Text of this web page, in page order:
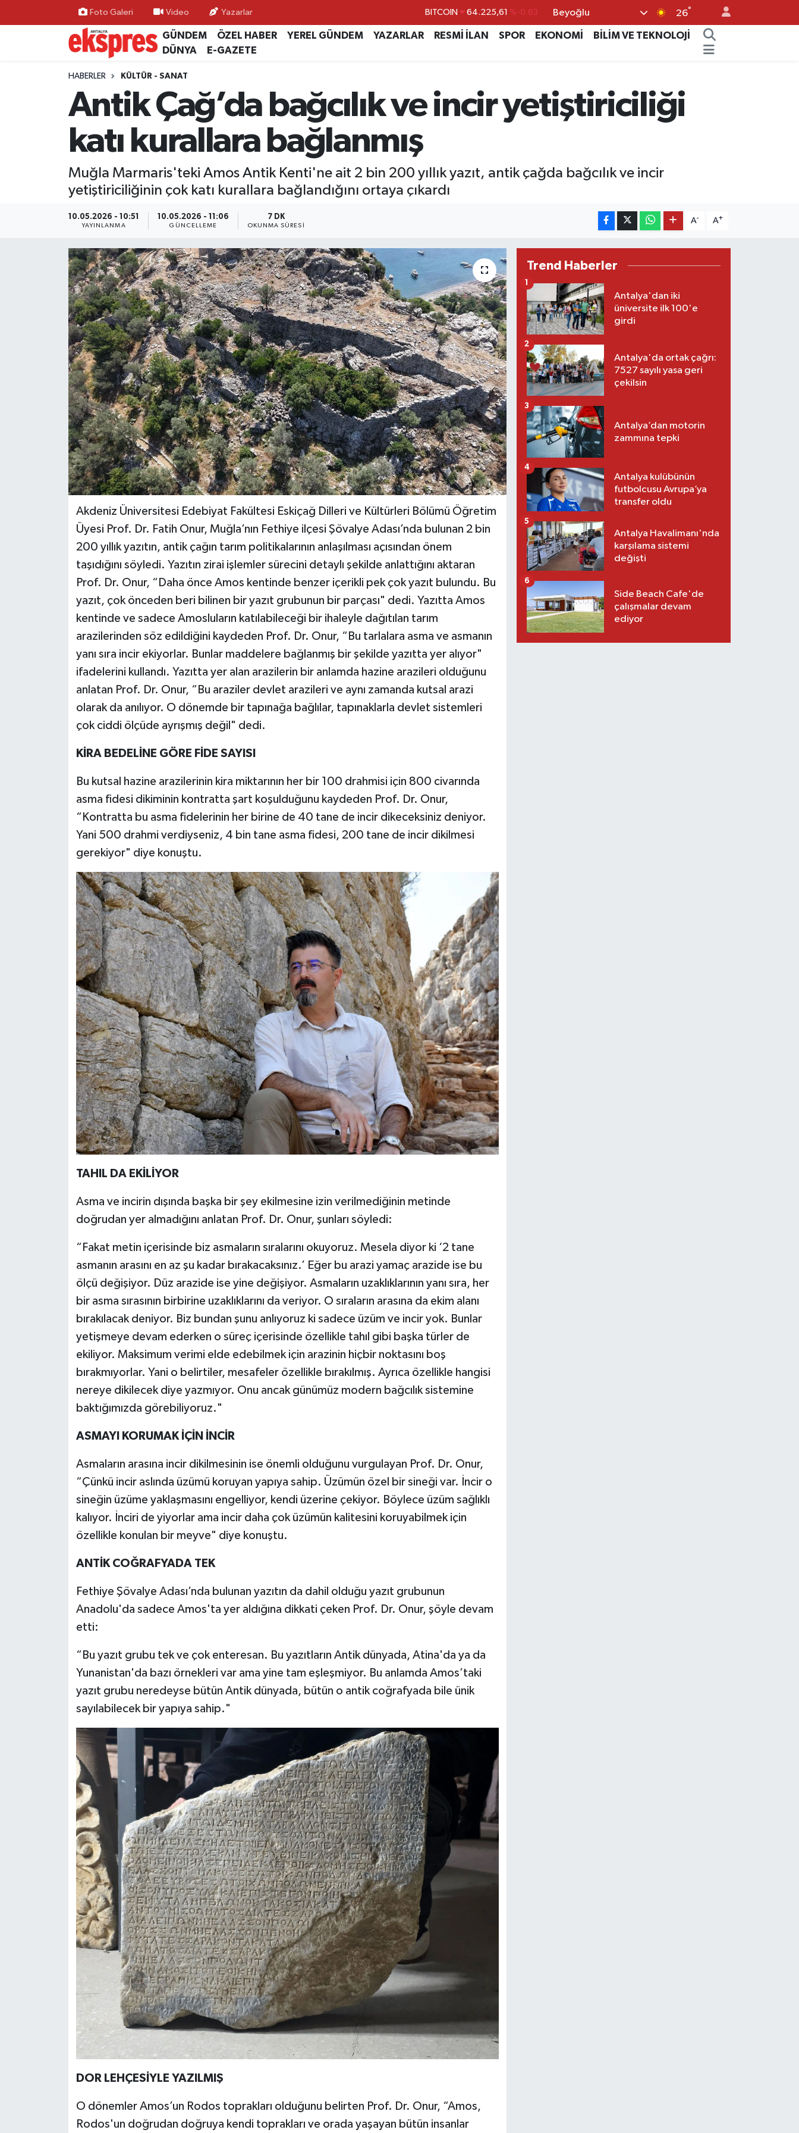
Foto Galeri Video Yazarlar DOLAR 47,7143 %0.16
EURO 55,0317 %-0.02
BİST100 13.799 %70
64.225,61 %-0.63
Beyoğlu 26°
GÜNDEM ÖZEL HABER YEREL GÜNDEM YAZARLAR RESMİ İLAN SPOR EKONOMİ
BİLİM VE TEKNOLOJİ
DÜNYA
E-GAZETE
HABERLER KÜLTÜR - SANAT
Antik Çağ’da bağcılık ve incir yetiştiriciliği
katı kurallara bağlanmış
Muğla Marmaris'teki Amos Antik Kenti'ne ait 2 bin 200 yıllık yazıt, antik çağda bağcılık ve incir
yetiştiriciliğinin çok katı kurallara bağlandığını ortaya çıkardı
10.05.2026 - 10:51
YAYINLANMA
10.05.2026 - 11:06
GÜNCELLEME
7 DK
OKUNMA SÜRESI
A- A+
Akdeniz Üniversitesi Edebiyat Fakültesi Eskiçağ Dilleri ve Kültürleri Bölümü Öğretim
Üyesi Prof. Dr. Fatih Onur, Muğla’nın Fethiye ilçesi Şövalye Adası’nda bulunan 2 bin
200 yıllık yazıtın, antik çağın tarım politikalarının anlaşılması açısından önem
taşıdığını söyledi. Yazıtın zirai işlemler sürecini detaylı şekilde anlattığını aktaran
Prof. Dr. Onur, “Daha önce Amos kentinde benzer içerikli pek çok yazıt bulundu. Bu
yazıt, çok önceden beri bilinen bir yazıt grubunun bir parçası" dedi. Yazıtta Amos
kentinde ve sadece Amosluların katılabileceği bir ihaleyle dağıtılan tarım
arazilerinden söz edildiğini kaydeden Prof. Dr. Onur, “Bu tarlalara asma ve asmanın
yanı sıra incir ekiyorlar. Bunlar maddelere bağlanmış bir şekilde yazıtta yer alıyor"
ifadelerini kullandı. Yazıtta yer alan arazilerin bir anlamda hazine arazileri olduğunu
anlatan Prof. Dr. Onur, “Bu araziler devlet arazileri ve aynı zamanda kutsal arazi
olarak da anılıyor. O dönemde bir tapınağa bağlılar, tapınaklarla devlet sistemleri
çok ciddi ölçüde ayrışmış değil" dedi.
KİRA BEDELİNE GÖRE FİDE SAYISI
Bu kutsal hazine arazilerinin kira miktarının her bir 100 drahmisi için 800 civarında
asma fidesi dikiminin kontratta şart koşulduğunu kaydeden Prof. Dr. Onur,
“Kontratta bu asma fidelerinin her birine de 40 tane de incir dikeceksiniz deniyor.
Yani 500 drahmi verdiyseniz, 4 bin tane asma fidesi, 200 tane de incir dikilmesi
gerekiyor" diye konuştu.
TAHIL DA EKİLİYOR
Asma ve incirin dışında başka bir şey ekilmesine izin verilmediğinin metinde
doğrudan yer almadığını anlatan Prof. Dr. Onur, şunları söyledi:
“Fakat metin içerisinde biz asmaların sıralarını okuyoruz. Mesela diyor ki ‘2 tane
asmanın arasını en az şu kadar bırakacaksınız.’ Eğer bu arazi yamaç arazide ise bu
ölçü değişiyor. Düz arazide ise yine değişiyor. Asmaların uzaklıklarının yanı sıra, her
bir asma sırasının birbirine uzaklıklarını da veriyor. O sıraların arasına da ekim alanı
bırakılacak deniyor. Biz bundan şunu anlıyoruz ki sadece üzüm ve incir yok. Bunlar
yetişmeye devam ederken o süreç içerisinde özellikle tahıl gibi başka türler de
ekiliyor. Maksimum verimi elde edebilmek için arazinin hiçbir noktasını boş
bırakmıyorlar. Yani o belirtiler, mesafeler özellikle bırakılmış. Ayrıca özellikle hangisi
nereye dikilecek diye yazmıyor. Onu ancak günümüz modern bağcılık sistemine
baktığımızda görebiliyoruz."
ASMAYI KORUMAK İÇİN İNCİR
Asmaların arasına incir dikilmesinin ise önemli olduğunu vurgulayan Prof. Dr. Onur,
“Çünkü incir aslında üzümü koruyan yapıya sahip. Üzümün özel bir sineği var. İncir o
sineğin üzüme yaklaşmasını engelliyor, kendi üzerine çekiyor. Böylece üzüm sağlıklı
kalıyor. İnciri de yiyorlar ama incir daha çok üzümün kalitesini koruyabilmek için
özellikle konulan bir meyve" diye konuştu.
ANTİK COĞRAFYADA TEK
Fethiye Şövalye Adası’nda bulunan yazıtın da dahil olduğu yazıt grubunun
Anadolu'da sadece Amos'ta yer aldığına dikkati çeken Prof. Dr. Onur, şöyle devam
etti:
“Bu yazıt grubu tek ve çok enteresan. Bu yazıtların Antik dünyada, Atina'da ya da
Yunanistan'da bazı örnekleri var ama yine tam eşleşmiyor. Bu anlamda Amos’taki
yazıt grubu neredeyse bütün Antik dünyada, bütün o antik coğrafyada bile ünik
sayılabilecek bir yapıya sahip."
DOR LEHÇESİYLE YAZILMIŞ
O dönemler Amos’un Rodos toprakları olduğunu belirten Prof. Dr. Onur, “Amos,
Rodos'un doğrudan doğruya kendi toprakları ve orada yaşayan bütün insanlar
Trend Haberler
Antalya'dan iki
üniversite ilk 100'e
girdi
1
Antalya'da ortak çağrı:
7527 sayılı yasa geri
çekilsin
2
Antalya’dan motorin
zammına tepki
3
Antalya kulübünün
futbolcusu Avrupa’ya
transfer oldu
4
Antalya Havalimanı'nda
karşılama sistemi
değişti
5
Side Beach Cafe'de
çalışmalar devam
ediyor
6
ÖZEL HABER
GÜNDEM
YEREL GÜNDEM
EKONOMİ
KÜLTÜR - SANAT
SAĞLIK
EĞİTİM
TURİZM
RÖPORTAJ
VİDEO HABERLER
YAZARLAR
RESMİ İLAN
Nöbetçi Eczaneler
Hava Durumu
Trafik Durumu
Süper Lig Puan Durumu ve Fikstür
Tüm Manşetler
Son Dakika Haberleri
Haber Arşivi